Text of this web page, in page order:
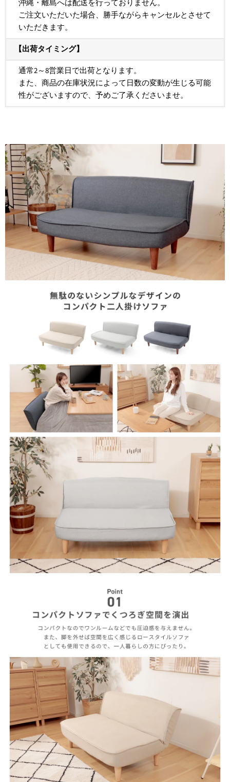
沖縄・離島へは配送を行っておりません。
ご注文いただいた場合、勝手ながらキャンセルとさせて
いただきます。
【出荷タイミング】
通常2～8営業日で出荷となります。
また、商品の在庫状況によって日数の変動が生じる可能
性がございますので、予めご了承くださいませ。